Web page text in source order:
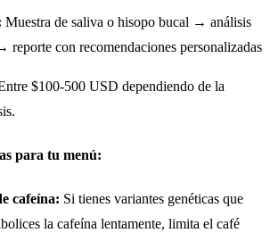
Muestra de saliva o hisopo bucal → análisis
reporte con recomendaciones personalizadas
$100-500 USD dependiendo de la
para tu menú:
cafeína: Si tienes variantes genéticas que
la cafeína lentamente, limita el café